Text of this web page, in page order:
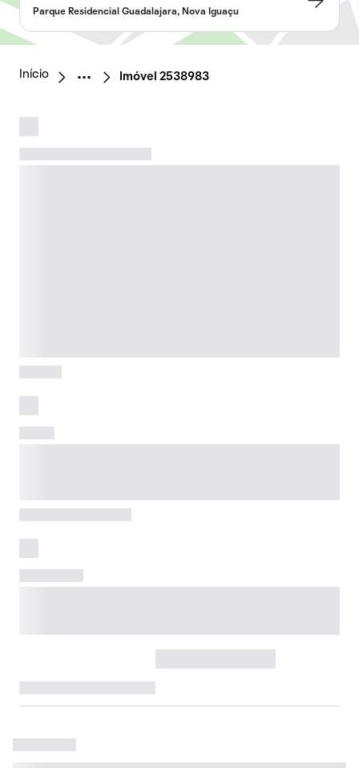
Parque Residencial Guadalajara, Nova Iguaçu
Início Imóvel 2538983